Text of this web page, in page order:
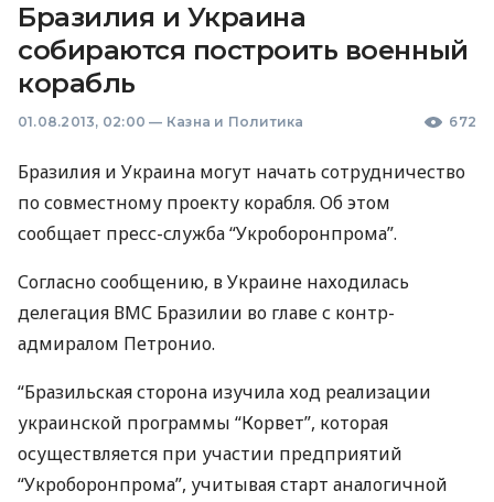
Бразилия и Украина
собираются построить военный
корабль
01.08.2013, 02:00 — Казна и Политика 672
Бразилия и Украина могут начать сотрудничество
по совместному проекту корабля. Об этом
сообщает пресс-служба “Укроборонпрома”.
Согласно сообщению, в Украине находилась
делегация ВМС Бразилии во главе с контр-
адмиралом Петронио.
“Бразильская сторона изучила ход реализации
украинской программы “Корвет”, которая
осуществляется при участии предприятий
“Укроборонпрома”, учитывая старт аналогичной